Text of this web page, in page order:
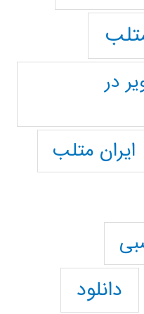
در
ایران متلب
دانلود